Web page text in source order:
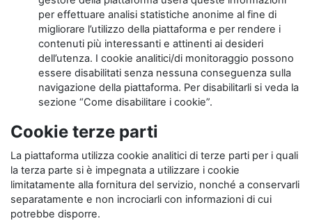
per effettuare analisi statistiche anonime al fine di
migliorare l’utilizzo della piattaforma e per rendere i
contenuti più interessanti e attinenti ai desideri
dell’utenza. I cookie analitici/di monitoraggio possono
essere disabilitati senza nessuna conseguenza sulla
navigazione della piattaforma. Per disabilitarli si veda la
sezione “Come disabilitare i cookie”.
Cookie terze parti
La piattaforma utilizza cookie analitici di terze parti per i quali
la terza parte si è impegnata a utilizzare i cookie
limitatamente alla fornitura del servizio, nonché a conservarli
separatamente e non incrociarli con informazioni di cui
potrebbe disporre.